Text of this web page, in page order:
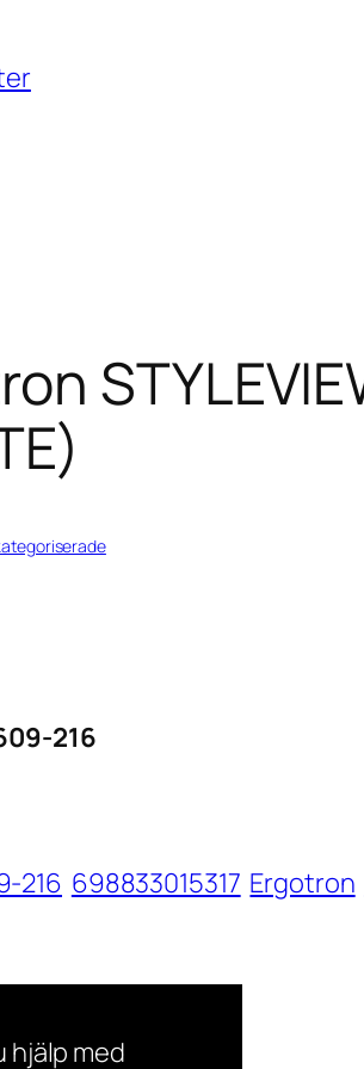
216
216 698833015317 Ergotron
hjälp med